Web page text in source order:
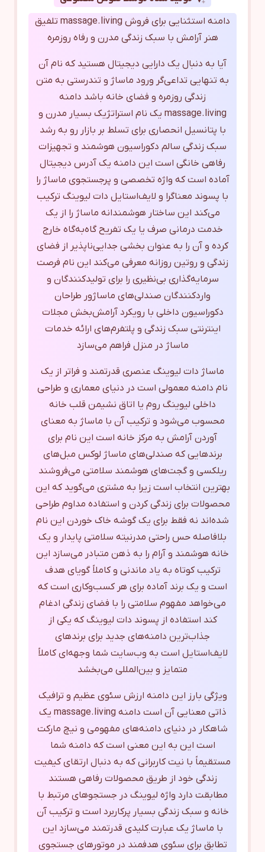
دامنه استثنایی برای فروش massage.living تلفیق
هنر آرامش با سبک زندگی مدرن و رفاه روزمره
آیا به دنبال یک دارایی دیجیتال هستید که نام آن
به تنهایی تداعی‌گر ورود ماساژ و تندرستی به متن
زندگی روزمره و فضای خانه باشد دامنه
massage.living یک نام استراتژیک بسیار مدرن و
با پتانسیل انحصاری برای تسلط بر بازار رو به رشد
سبک زندگی سالم دکوراسیون هوشمند و تجهیزات
رفاهی خانگی است این دامنه یک آدرس دیجیتال
آماده است که واژه تخصصی و پرجستجوی ماساژ را
با پسوند معناگرا و لایف‌استایل دات لیوینگ ترکیب
می‌کند این ساختار هوشمندانه ماساژ را از یک
خدمت درمانی صرف یا یک تفریح گاه‌به‌گاه خارج
کرده و آن را به عنوان بخشی جدایی‌ناپذیر از فضای
زندگی و روتین روزانه معرفی می‌کند این نام فرصت
سرمایه‌گذاری بی‌نظیری را برای تولیدکنندگان و
واردکنندگان صندلی‌های ماساژور طراحان
دکوراسیون داخلی با رویکرد آرامش‌بخش مجلات
اینترنتی سبک زندگی و پلتفرم‌های ارائه خدمات
ماساژ در منزل فراهم می‌سازد
ماساژ دات لیوینگ عنصری قدرتمند و فراتر از یک
نام دامنه معمولی است در دنیای معماری و طراحی
داخلی لیوینگ روم یا اتاق نشیمن قلب خانه
محسوب می‌شود و ترکیب آن با ماساژ به معنای
آوردن آرامش به مرکز خانه است این نام برای
برندهایی که صندلی‌های ماساژ لوکس مبل‌های
ریلکسی و گجت‌های هوشمند سلامتی می‌فروشند
بهترین انتخاب است زیرا به مشتری می‌گوید که این
محصولات برای زندگی کردن و استفاده مداوم طراحی
شده‌اند نه فقط برای یک گوشه خاک خوردن این نام
بلافاصله حس راحتی مدرنیته سلامتی پایدار و یک
خانه هوشمند و آرام را به ذهن متبادر می‌سازد این
ترکیب کوتاه به یاد ماندنی و کاملاً گویای هدف
است و یک برند آماده برای هر کسب‌وکاری است که
می‌خواهد مفهوم سلامتی را با فضای زندگی ادغام
کند استفاده از پسوند دات لیوینگ که یکی از
جذاب‌ترین دامنه‌های جدید برای برندهای
لایف‌استایل است به وب‌سایت شما وجهه‌ای کاملاً
متمایز و بین‌المللی می‌بخشد
ویژگی بارز این دامنه ارزش سئوی عظیم و ترافیک
ذاتی معنایی آن است دامنه massage.living یک
شاهکار در دنیای دامنه‌های مفهومی و نیچ مارکت
است این به این معنی است که دامنه شما
مستقیماً با نیت کاربرانی که به دنبال ارتقای کیفیت
زندگی خود از طریق محصولات رفاهی هستند
مطابقت دارد واژه لیوینگ در جستجوهای مرتبط با
خانه و سبک زندگی بسیار پرکاربرد است و ترکیب آن
با ماساژ یک عبارت کلیدی قدرتمند می‌سازد این
تطابق برای سئوی هدفمند در موتورهای جستجوی